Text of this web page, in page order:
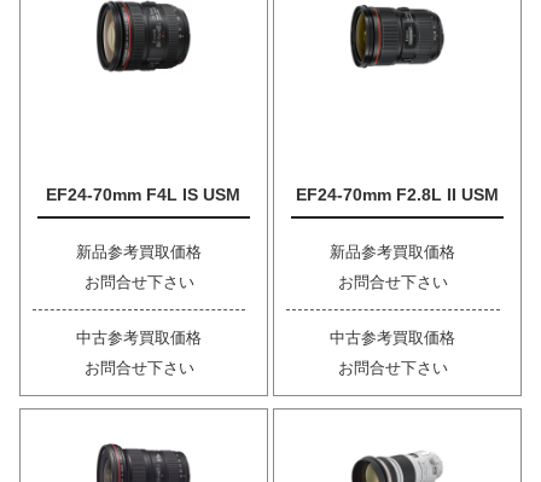
EF24-70mm F4L IS USM
新品参考買取価格
お問合せ下さい
中古参考買取価格
お問合せ下さい
EF24-70mm F2.8L II USM
新品参考買取価格
お問合せ下さい
中古参考買取価格
お問合せ下さい